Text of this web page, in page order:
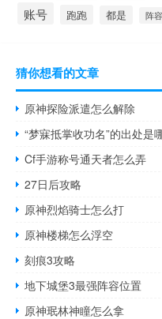
账号 跑跑 都是 阵容
猜你想看的文章
原神探险派遣怎么解除
“梦寐抵掌收功名”的出处是
Cf手游称号通天者怎么弄
27日后攻略
原神烈焰骑士怎么打
原神楼梯怎么浮空
刻痕3攻略
地下城堡3最强阵容位置
原神珉林神瞳怎么拿